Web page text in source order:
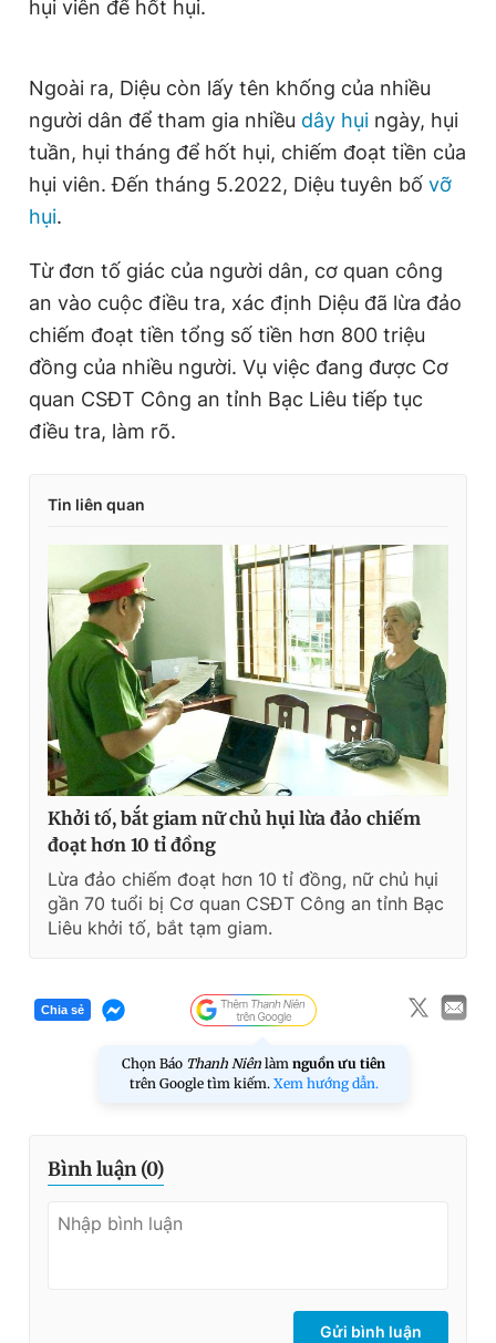
hụi viên để hốt hụi.
Ngoài ra, Diệu còn lấy tên khống của nhiều
người dân để tham gia nhiều dây hụi ngày, hụi
tuần, hụi tháng để hốt hụi, chiếm đoạt tiền của
hụi viên. Đến tháng 5.2022, Diệu tuyên bố vỡ
hụi.
Từ đơn tố giác của người dân, cơ quan công
an vào cuộc điều tra, xác định Diệu đã lừa đảo
chiếm đoạt tiền tổng số tiền hơn 800 triệu
đồng của nhiều người. Vụ việc đang được Cơ
quan CSĐT Công an tỉnh Bạc Liêu tiếp tục
điều tra, làm rõ.
Tin liên quan
Khởi tố, bắt giam nữ chủ hụi lừa đảo chiếm
đoạt hơn 10 tỉ đồng
Lừa đảo chiếm đoạt hơn 10 tỉ đồng, nữ chủ hụi
gần 70 tuổi bị Cơ quan CSĐT Công an tỉnh Bạc
Liêu khởi tố, bắt tạm giam.
Chia sẻ
Chọn Báo Thanh Niên làm nguồn ưu tiên
trên Google tìm kiếm. Xem hướng dẫn.
Bình luận (0)
Gửi bình luận